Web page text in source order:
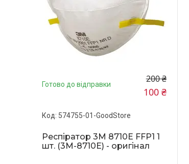
Готово до відправки 200 ₴
100 ₴
574755-01-GoodStore
Респіратор 3M 8710E FFP1 1
шт. (3M-8710E) - оригінал